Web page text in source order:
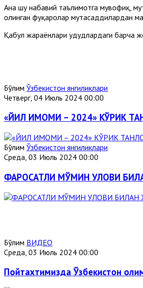
Ана шу набавий таълимотга мувофиқ,
олинган фуқаролар мутасаддилардан
Қабул жараёнлари ҳудудлардаги барча
Бўлим Ўзбекистон янгиликлари
Четверг, 04 Июль 2024 00:00
«ЙИЛ ИМОМИ – 2024» КЎРИК
Бўлим Ўзбекистон янгиликлари
Среда, 03 Июль 2024 00:00
ФАРОСАТЛИ МЎМИН УЛОВИ
Бўлим ВИДЕО
Среда, 03 Июль 2024 00:00
Пойтахтимизда Ўзбекистон